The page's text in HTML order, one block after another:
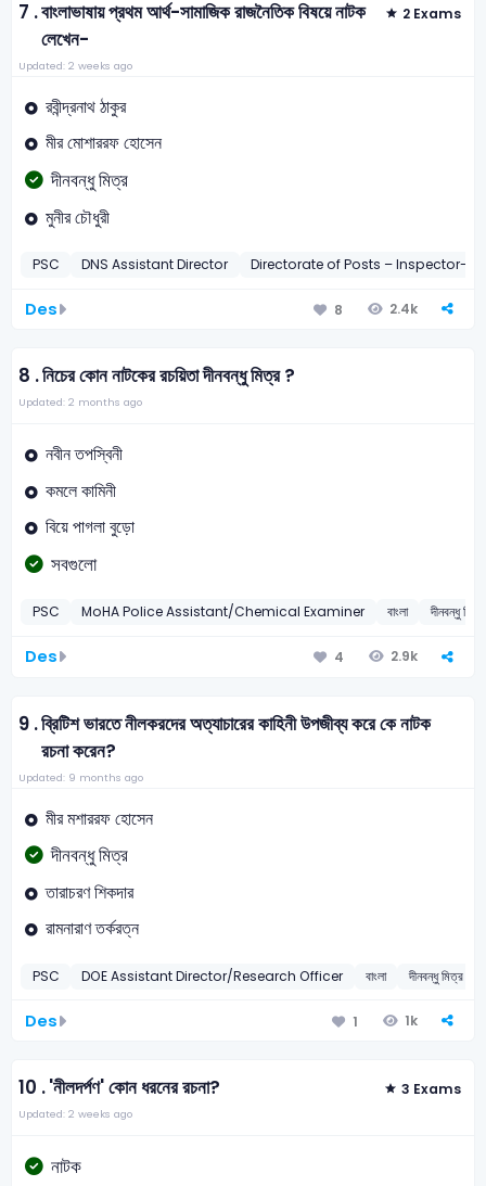
7 .বাংলাভাষায় প্রথম আর্থ-সামাজিক রাজনৈতিক বিষয়ে নাটক
লেখেন-
2 Exams
Updated: 2 weeks ago
রবীন্দ্রনাথ ঠাকুর
মীর মোশাররফ হোসেন
দীনবন্ধু মিত্র
মুনীর চৌধুরী
PSC DNS Assistant Director Directorate of Posts – Inspector-
Des 8 2.4k
8 .নিচের কোন নাটকের রচয়িতা দীনবন্ধু মিত্র ?
Updated: 2 months ago
নবীন তপস্বিনী
কমলে কামিনী
বিয়ে পাগলা বুড়ো
সবগুলো
PSC MoHA Police Assistant/Chemical Examiner বাংলা দীনবন্ধু মিত্র
Des 4 2.9k
9 .ব্রিটিশ ভারতে নীলকরদের অত্যাচারের কাহিনী উপজীব্য করে কে নাটক
রচনা করেন?
Updated: 9 months ago
মীর মশাররফ হোসেন
দীনবন্ধু মিত্র
তারাচরণ শিকদার
রামনারাণ তর্করত্ন
PSC DOE Assistant Director/Research Officer বাংলা দীনবন্ধু মিত্র
Des 1 1k
10 .'নীলদর্পণ' কোন ধরনের রচনা? 3 Exams
Updated: 2 weeks ago
নাটক